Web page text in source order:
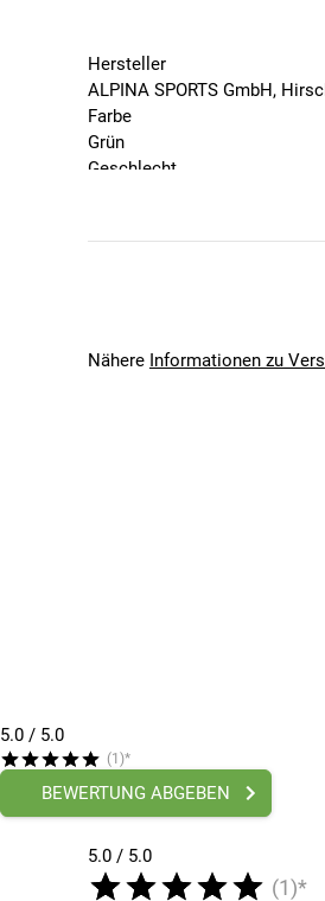
Hersteller
ALPINA SPORTS GmbH,
Farbe
Grün
Geschlecht
Alpina
Bitte beachte, dass es zu
Nähere Informationen zu
5.0 / 5.0
(1)*
BEWERTUNG ABGEBEN
5.0 / 5.0
(1)*